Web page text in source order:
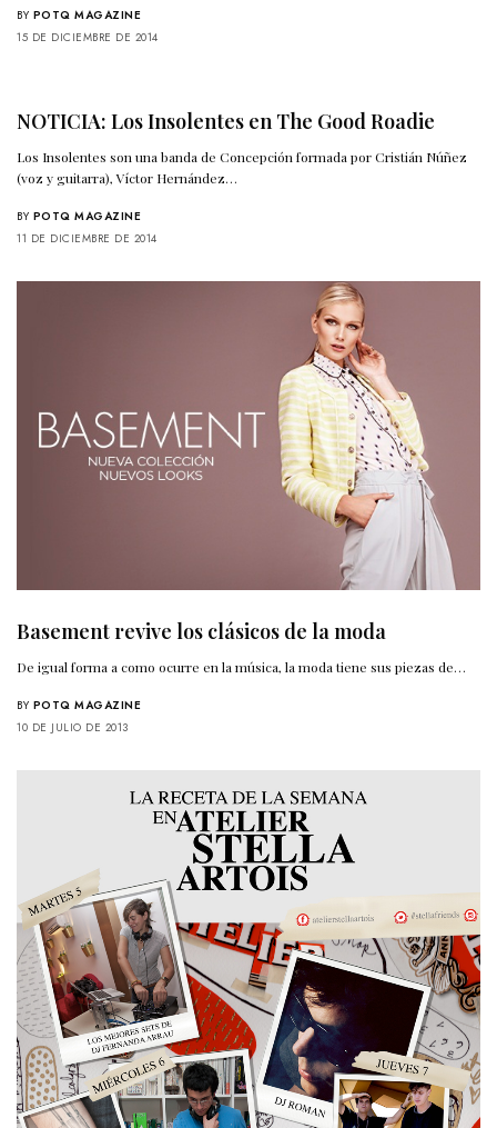
BY POTQ MAGAZINE
15 DE DICIEMBRE DE 2014
NOTICIA: Los Insolentes en The Good Roadie
Los Insolentes son una banda de Concepción formada por Cristián Núñez
(voz y guitarra), Víctor Hernández…
BY POTQ MAGAZINE
11 DE DICIEMBRE DE 2014
Basement revive los clásicos de la moda
De igual forma a como ocurre en la música, la moda tiene sus piezas de…
BY POTQ MAGAZINE
10 DE JULIO DE 2013